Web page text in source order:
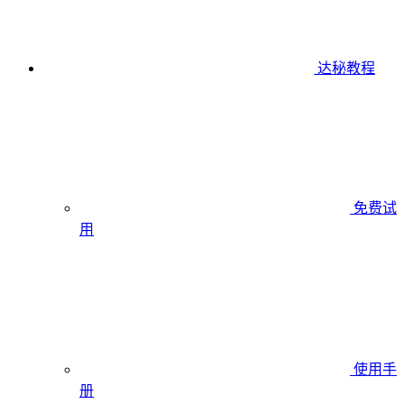
达秘教程
免费试
用
使用手
册